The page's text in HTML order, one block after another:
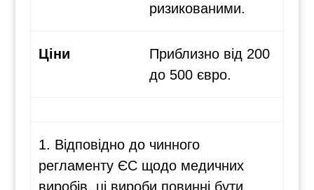
ризикованими.
Ціни
Приблизно від 200
до 500 євро.
1. Відповідно до чинного
регламенту ЄС щодо медичних
виробів, ці вироби повинні бути